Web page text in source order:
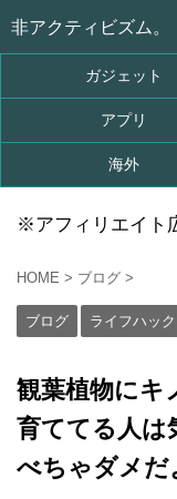
非アクティビズム。
ガジェット
アプリ
海外
※アフィリエイト
HOME > ブログ >
ブログ ライフハック
観葉植物にキ
育ててる人は
べちゃダメだ